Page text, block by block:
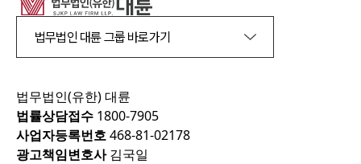
법무법인 대륜 그룹 바로가기
법무법인(유한) 대륜
법률상담접수 1800-7905
사업자등록번호468-81-02178
광고책임변호사김국일